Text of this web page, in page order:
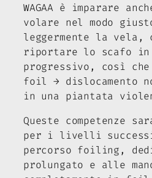
WAGAA è imparare
volare nel modo
leggermente la vela,
riportare lo scafo in
progressivo, così
foil → dislocamento
in una piantata
Queste competenze
per i livelli
percorso foiling,
prolungato e alle